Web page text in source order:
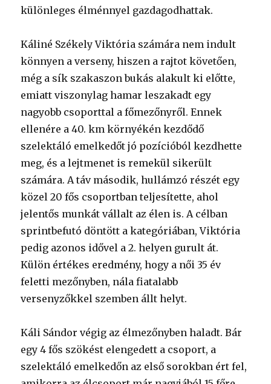
különleges élménnyel gazdagodhattak.
Káliné Székely Viktória számára nem indult
könnyen a verseny, hiszen a rajtot követően,
még a sík szakaszon bukás alakult ki előtte,
emiatt viszonylag hamar leszakadt egy
nagyobb csoporttal a főmezőnyről. Ennek
ellenére a 40. km környékén kezdődő
szelektáló emelkedőt jó pozícióból kezdhette
meg, és a lejtmenet is remekül sikerült
számára. A táv második, hullámzó részét egy
közel 20 fős csoportban teljesítette, ahol
jelentős munkát vállalt az élen is. A célban
sprintbefutó döntött a kategóriában, Viktória
pedig azonos idővel a 2. helyen gurult át.
Külön értékes eredmény, hogy a női 35 év
feletti mezőnyben, nála fiatalabb
versenyzőkkel szemben állt helyt.
Káli Sándor végig az élmezőnyben haladt. Bár
egy 4 fős szökést elengedett a csoport, a
szelektáló emelkedőn az első sorokban ért fel,